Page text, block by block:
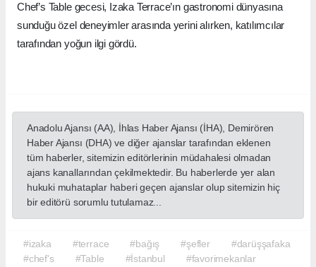
Chef’s Table gecesi, Izaka Terrace’ın gastronomi dünyasına
sunduğu özel deneyimler arasında yerini alırken, katılımcılar
tarafından yoğun ilgi gördü.
Anadolu Ajansı (AA), İhlas Haber Ajansı (İHA), Demirören
Haber Ajansı (DHA) ve diğer ajanslar tarafından eklenen
tüm haberler, sitemizin editörlerinin müdahalesi olmadan
ajans kanallarından çekilmektedir. Bu haberlerde yer alan
hukuki muhataplar haberi geçen ajanslar olup sitemizin hiç
bir editörü sorumlu tutulamaz...
#izaka #terrace #bağış #şefler
#darüşşafaka
#chef's
#Table #İstanbul
#favorimekanlar